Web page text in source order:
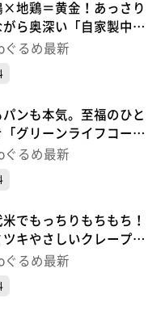
×地鶏＝黄金！あっさり
がら奥深い「自家製中華
つむぎ」（多賀城市下
ぐるめ最新
パンも本気。至福のひと
「グリーンライフコーヒ
スター」（多賀城市高
ぐるめ最新
でもっちりもちもち！
ツキやさしいクレープ
珈琲」（多賀城市留ケ
ぐるめ最新